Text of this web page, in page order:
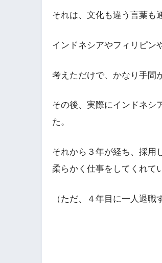
それは、文化も違う言葉も
インドネシアやフィリピン
考えただけで、かなり手間
その後、実際にインドネシ
た。
それから３年が経ち、採用
柔らかく仕事をしてくれて
（ただ、４年目に一人退